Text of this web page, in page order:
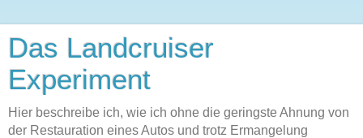
Das Landcruiser
Experiment
Hier beschreibe ich, wie ich ohne die geringste Ahnung von
der Restauration eines Autos und trotz Ermangelung